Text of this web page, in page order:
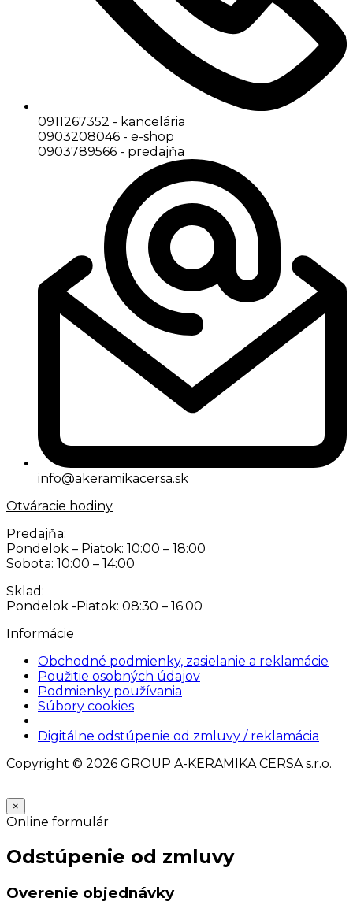
0911267352 - kancelária
0903208046 - e-shop
0903789566 - predajňa
info@akeramikacersa.sk
Otváracie hodiny
Predajňa:
Pondelok – Piatok: 10:00 – 18:00
Sobota: 10:00 – 14:00
Sklad:
Pondelok -Piatok: 08:30 – 16:00
Informácie
Obchodné podmienky, zasielanie a reklamácie
Použitie osobných údajov
Podmienky používania
Súbory cookies
Digitálne odstúpenie od zmluvy / reklamácia
Copyright © 2026 GROUP A-KERAMIKA CERSA s.r.o.
×
Online formulár
Odstúpenie od zmluvy
Overenie objednávky